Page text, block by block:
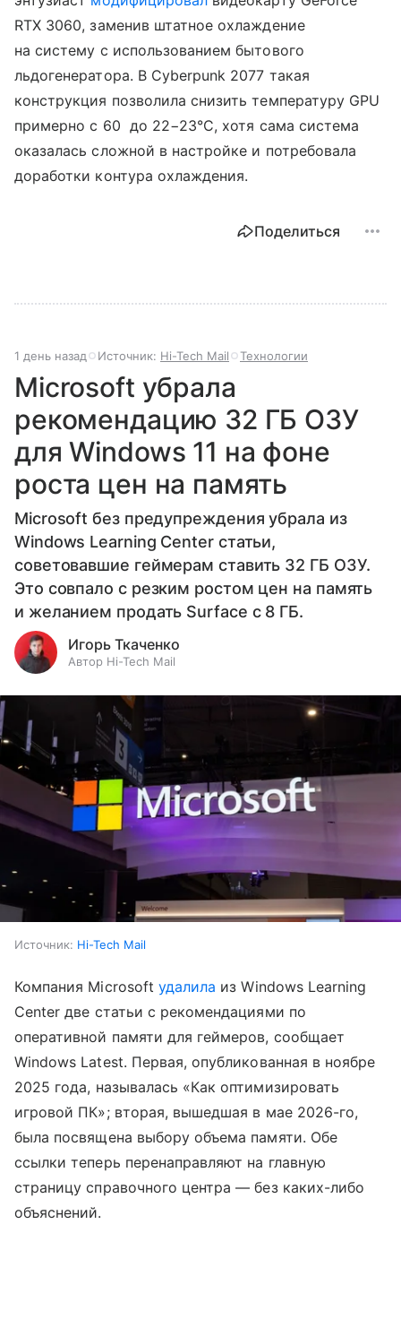
RTX 3060, заменив штатное охлаждение
на систему с использованием бытового
льдогенератора. В Cyberpunk 2077 такая
конструкция позволила снизить температуру GPU
примерно с 60 до 22−23°C, хотя сама система
оказалась сложной в настройке и потребовала
доработки контура охлаждения.
Поделиться
1 день назад Источник: Hi-Tech Mail Технологии
Microsoft убрала
рекомендацию 32 ГБ ОЗУ
для Windows 11 на фоне
роста цен на память
Microsoft без предупреждения убрала из
Windows Learning Center статьи,
советовавшие геймерам ставить 32 ГБ ОЗУ.
Это совпало с резким ростом цен на память
и желанием продать Surface с 8 ГБ.
Игорь Ткаченко
Автор Hi-Tech Mail
Источник: Hi-Tech Mail
Компания Microsoft удалила из Windows Learning
Center две статьи с рекомендациями по
оперативной памяти для геймеров, сообщает
Windows Latest. Первая, опубликованная в ноябре
2025 года, называлась «Как оптимизировать
игровой ПК»; вторая, вышедшая в мае 2026-го,
была посвящена выбору объема памяти. Обе
ссылки теперь перенаправляют на главную
страницу справочного центра — без каких-либо
объяснений.